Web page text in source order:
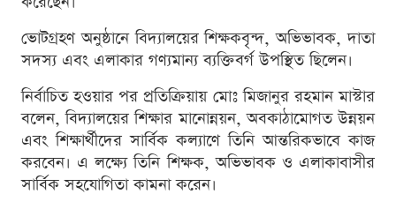
ভোটগ্রহণ অনুষ্ঠানে বিদ্যালয়ের শিক্ষকবৃন্দ, অভিভাবক, দাতা
সদস্য এবং এলাকার গণ্যমান্য ব্যক্তিবর্গ উপস্থিত ছিলেন।
নির্বাচিত হওয়ার পর প্রতিক্রিয়ায় মোঃ মিজানুর রহমান মাস্টার
বলেন, বিদ্যালয়ের শিক্ষার মানোন্নয়ন, অবকাঠামোগত উন্নয়ন
এবং শিক্ষার্থীদের সার্বিক কল্যাণে তিনি আন্তরিকভাবে কাজ
করবেন। এ লক্ষ্যে তিনি শিক্ষক, অভিভাবক ও এলাকাবাসীর
সার্বিক সহযোগিতা কামনা করেন।